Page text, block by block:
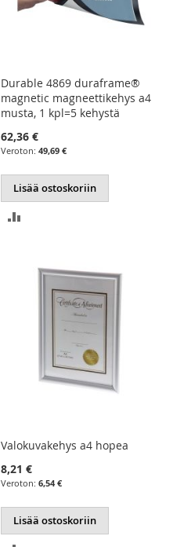
Durable 4869 duraframe®
magnetic magneettikehys a4
musta, 1 kpl=5 kehystä
62,36 €
49,69 €
Lisää ostoskoriin
Valokuvakehys a4 hopea
8,21 €
6,54 €
Lisää ostoskoriin